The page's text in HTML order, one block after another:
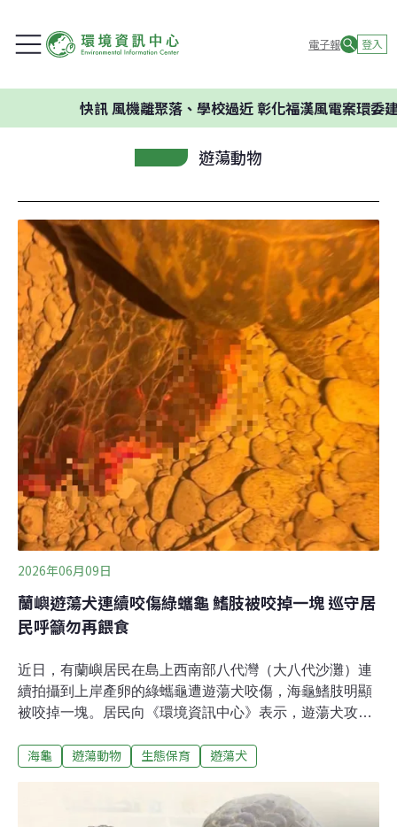
電子報 登入
風機離聚落、學校過近 彰化福漢風電案環委建議不應開
遊蕩動物
2026年06月09日
蘭嶼遊蕩犬連續咬傷綠蠵龜 鰭肢被咬掉一塊 巡守居
民呼籲勿再餵食
近日，有蘭嶼居民在島上西南部八代灣（大八代沙灘）連
續拍攝到上岸產卵的綠蠵龜遭遊蕩犬咬傷，海龜鰭肢明顯
被咬掉一塊。居民向《環境資訊中心》表示，遊蕩犬攻擊
犬，但由於公所編制不足，縣府動保單位亦無法抓捕狗隻
回覆稱收到相關通報，並指出全台海龜產卵棲地之中，蘭
嶼是犬隻騷擾最為嚴重的地方，後續會與地方政府共同應
海龜 遊蕩動物 生態保育 遊蕩犬